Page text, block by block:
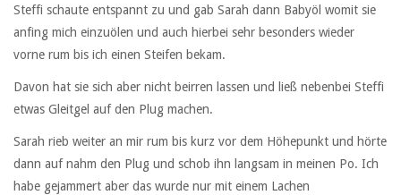
Steffi schaute entspannt zu und gab Sarah dann Babyöl womit sie
anfing mich einzuölen und auch hierbei sehr besonders wieder
vorne rum bis ich einen Steifen bekam.
Davon hat sie sich aber nicht beirren lassen und ließ nebenbei Steffi
etwas Gleitgel auf den Plug machen.
Sarah rieb weiter an mir rum bis kurz vor dem Höhepunkt und hörte
dann auf nahm den Plug und schob ihn langsam in meinen Po. Ich
habe gejammert aber das wurde nur mit einem Lachen